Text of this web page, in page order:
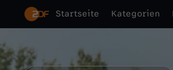
Startseite Kategorien